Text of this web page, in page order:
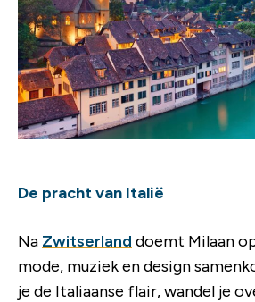
De pracht van Italië
Na Zwitserland doemt Milaan
mode, muziek en design
je de Italiaanse flair, wandel je